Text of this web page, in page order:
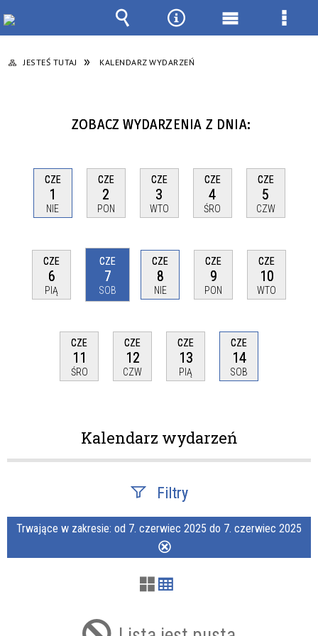
JESTEŚ TUTAJ KALENDARZ WYDARZEŃ
ZOBACZ WYDARZENIA Z DNIA:
CZE
1
NIE
CZE
2
PON
CZE
3
WTO
CZE
4
ŚRO
CZE
5
CZW
CZE
6
PIĄ
CZE
7
SOB
CZE
8
NIE
CZE
9
PON
CZE
10
WTO
CZE
11
ŚRO
CZE
12
CZW
CZE
13
PIĄ
CZE
14
SOB
Kalendarz wydarzeń
Filtry
Szukana fraza
Trwające w zakresie: od 7. czerwiec 2025 do 7. czerwiec 2025
filtr
Wyszukiwarka
NarzędziaMenu
Menu